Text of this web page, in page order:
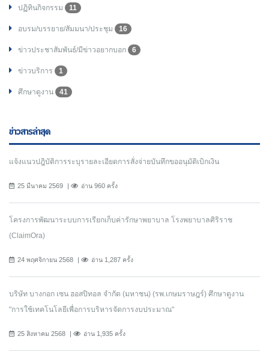
ปฏิทินกิจกรรม 11
อบรม/บรรยาย/สัมมนา/ประชุม 16
ข่าวประชาสัมพันธ์/มีข่าวอยากบอก 6
ข่าวบริการ 1
ศึกษาดูงาน 41
ข่าวสารล่าสุด
แจ้งแนวปฎิบัติการระบุรายละเอียดการสั่งจ่ายบันทึกขออนุมัติเบิกเงิน
25 มีนาคม 2569 อ่าน 960 ครั้ง
โครงการพัฒนาระบบการเรียกเก็บค่ารักษาพยาบาล โรงพยาบาลศิริราช
(ClaimOra)
24 พฤศจิกายน 2568 อ่าน 1,287 ครั้ง
บริษัท บางกอก เซน ฮอสปิทอล จำกัด (มหาชน) (รพ.เกษมราษฎร์) ศึกษาดูงาน
"การใช้เทคโนโลยีเพื่อการบริหารจัดการงบประมาณ"
25 สิงหาคม 2568 อ่าน 1,935 ครั้ง